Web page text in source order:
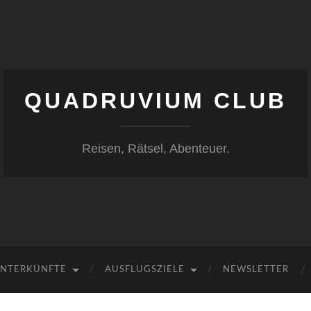
QUADRUVIUM CLUB
Reisen, Rätsel, Abenteuer.
AUSFLUGSZIELE NEWSLETTER